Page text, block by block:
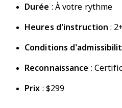
Durée : À votre rythme
Heures d'instruction :
Conditions
Reconnaissance :
Prix : $299